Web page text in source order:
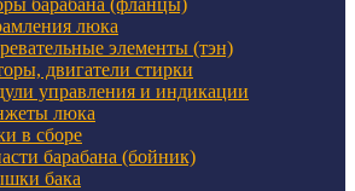
барабана (фланцы)
люка
элементы (тэн)
двигатели стирки
управления и индикации
люка
в сборе
барабана (бойник)
бака